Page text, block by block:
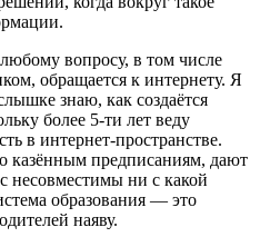
вопросу, в том числе
обращается к интернету. Я
знаю, как создаётся
более 5-ти лет веду
в интернет-пространстве.
казённым предписаниям, дают
несовместимы ни с какой
образования — это
наяву.